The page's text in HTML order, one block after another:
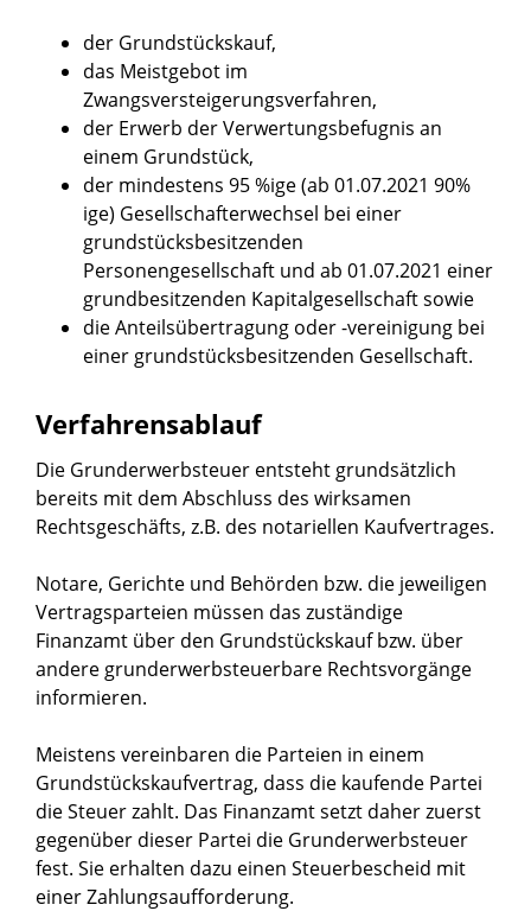
der Grundstückskauf,
das Meistgebot im
Zwangsversteigerungsverfahren,
der Erwerb der Verwertungsbefugnis an
einem Grundstück,
der mindestens 95 %ige (ab 01.07.2021 90%
ige) Gesellschafterwechsel bei einer
grundstücksbesitzenden
Personengesellschaft und ab 01.07.2021 einer
grundbesitzenden Kapitalgesellschaft sowie
die Anteilsübertragung oder -vereinigung bei
einer grundstücksbesitzenden Gesellschaft.
Verfahrensablauf
Die Grunderwerbsteuer entsteht grundsätzlich
bereits mit dem Abschluss des wirksamen
Rechtsgeschäfts, z.B. des notariellen Kaufvertrages.
Notare, Gerichte und Behörden bzw. die jeweiligen
Vertragsparteien müssen das zuständige
Finanzamt über den Grundstückskauf bzw. über
andere grunderwerbsteuerbare Rechtsvorgänge
informieren.
Meistens vereinbaren die Parteien in einem
Grundstückskaufvertrag, dass die kaufende Partei
die Steuer zahlt. Das Finanzamt setzt daher zuerst
gegenüber dieser Partei die Grunderwerbsteuer
fest. Sie erhalten dazu einen Steuerbescheid mit
einer Zahlungsaufforderung.